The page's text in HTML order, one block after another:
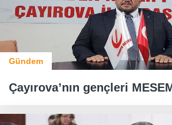
Gündem
Çayırova’nın gençleri